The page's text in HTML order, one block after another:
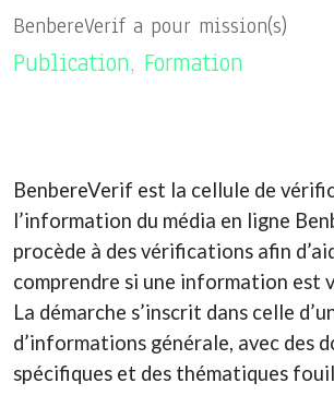
BenbereVerif a pour mission(s)
Publication, Formation
BenbereVerif est la cellule de
l’information du média en ligne
procède à des vérifications afin
comprendre si une information est
La démarche s’inscrit dans celle
d’informations générale, avec des
spécifiques et des thématiques